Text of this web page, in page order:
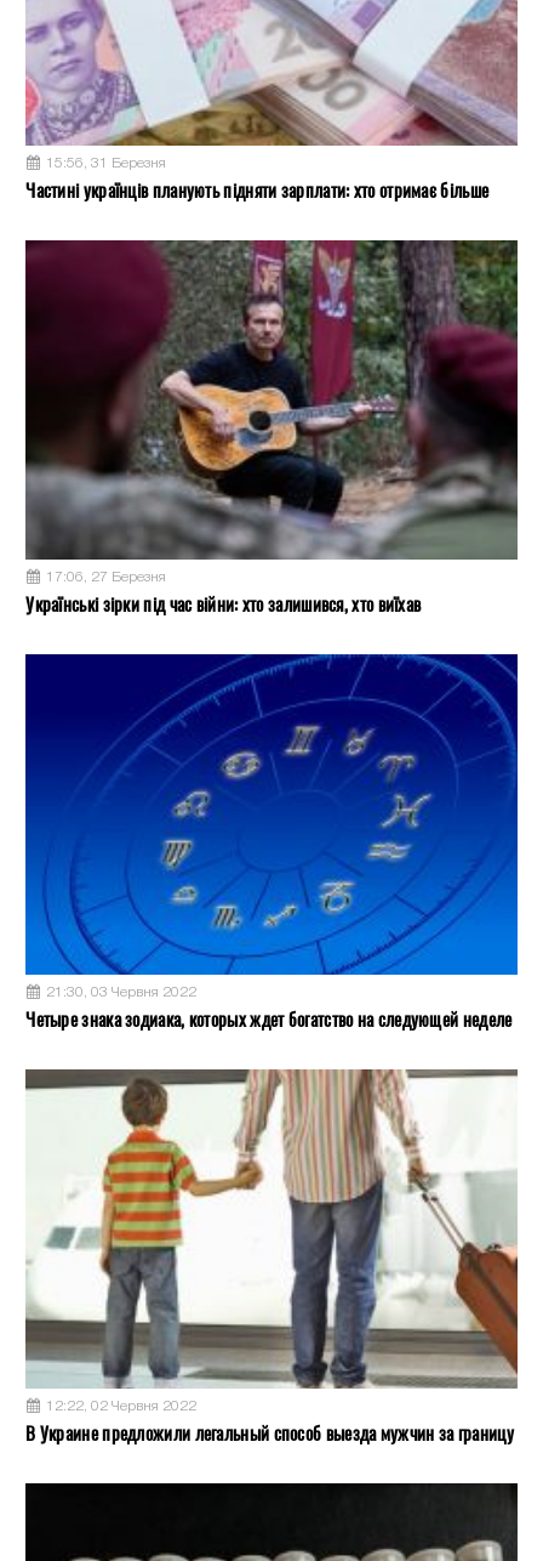
15:56, 31 Березня
Частині українців планують підняти зарплати: хто отримає більше
17:06, 27 Березня
Українські зірки під час війни: хто залишився, хто виїхав
21:30, 03 Червня 2022
Четыре знака зодиака, которых ждет богатство на следующей неделе
12:22, 02 Червня 2022
В Украине предложили легальный способ выезда мужчин за границу